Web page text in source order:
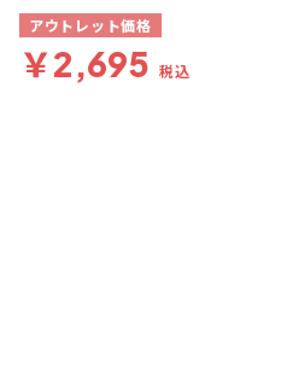
アウトレット価格
￥2,695 税込